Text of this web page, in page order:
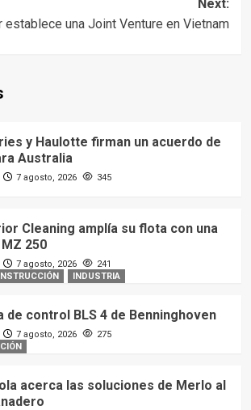
Next:
establece una Joint Venture en Vietnam
y Haulotte firman un acuerdo de
Australia
7 agosto, 2026
345
Cleaning amplía su flota con una
250
7 agosto, 2026
241
INDUSTRIA
de control BLS 4 de Benninghoven
7 agosto, 2026
275
acerca las soluciones de Merlo al